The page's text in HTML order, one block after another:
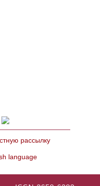
рассылку
language